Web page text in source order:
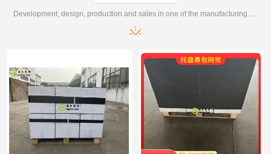
Development, design, production and sales in one of the manufacturing enterprises